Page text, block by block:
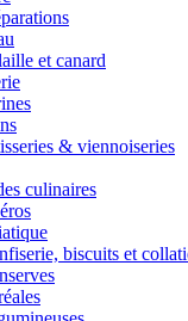
et canard
& viennoiseries
culinaires
biscuits et